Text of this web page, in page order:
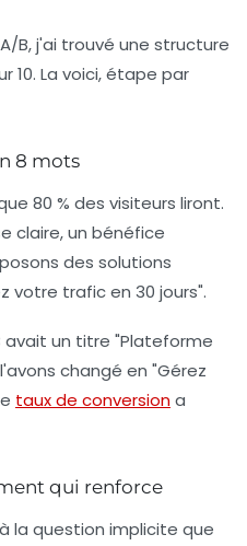
B, j'ai trouvé une structure
10. La voici, étape par
8 mots
80 % des visiteurs liront.
claire, un bénéfice
des solutions
votre trafic en 30 jours".
avait un titre "Plateforme
changé en "Gérez
taux de conversiona
qui renforce
la question implicite que